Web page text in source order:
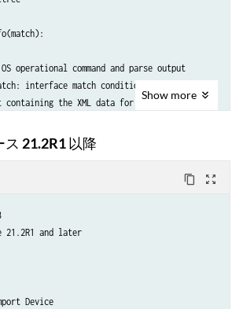
""}
sys.argv.index(arg)
= sys.argv[index+1]
command from which to retrieve
interfaces ' + args['match'] + ' | display
for the RPC output
generate_xml(cmd)
pretty_print=True,
tree for the RPC output
for the RPC output
get_device_info(cmd)
operational command and parse output
interface match condition
containing the XML data for each interface
OS operational command and retrieve output
= dev.rpc.get_interface_information( )
Exception:
Show more
ス 21.2R1 以降
content_copy zoom_out_map
21.2R1 and later
Device